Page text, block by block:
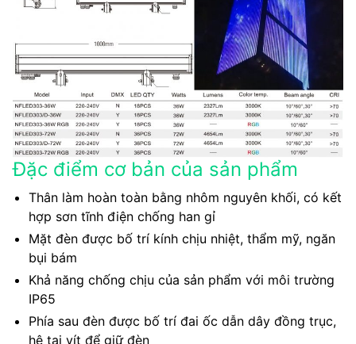
Đặc điểm cơ bản của sản phẩm
Thân làm hoàn toàn bằng nhôm nguyên khối, có kết
hợp sơn tĩnh điện chống han gỉ
Mặt đèn được bố trí kính chịu nhiệt, thẩm mỹ, ngăn
bụi bám
Khả năng chống chịu của sản phẩm với môi trường
IP65
Phía sau đèn được bố trí đai ốc dẫn dây đồng trục,
hệ tai vít để giữ đèn